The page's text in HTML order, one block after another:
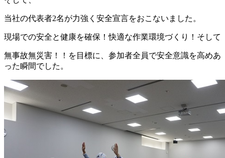
当社の代表者2名が力強く安全宣言をおこないました。
現場での安全と健康を確保！快適な作業環境づくり！そして
無事故無災害！！を目標に、参加者全員で安全意識を高めあ
った瞬間でした。